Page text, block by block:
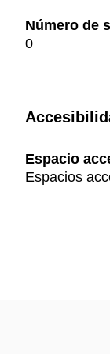
Número de
0
Espacio
Espacios